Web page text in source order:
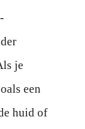
je
een
huid of